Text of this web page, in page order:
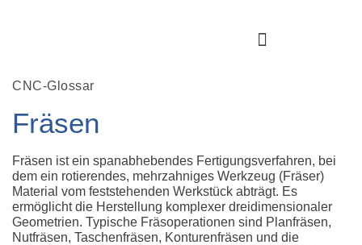
CNC-Glossar
Fräsen
Fräsen ist ein spanabhebendes Fertigungsverfahren, bei
dem ein rotierendes, mehrzahniges Werkzeug (Fräser)
Material vom feststehenden Werkstück abträgt. Es
ermöglicht die Herstellung komplexer dreidimensionaler
Geometrien. Typische Fräsoperationen sind Planfräsen,
Nutfräsen, Taschenfräsen, Konturenfräsen und die